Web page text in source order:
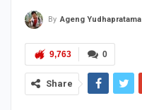
By Ageng Yudhapratama
0
9,763
Share